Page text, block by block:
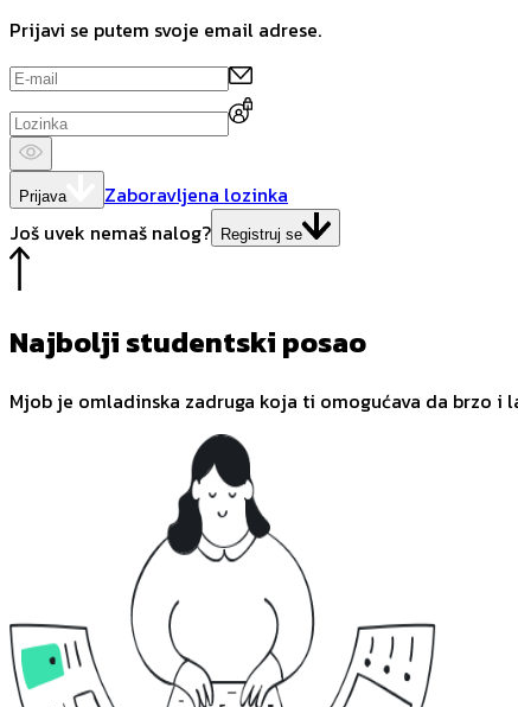
Prijavi se putem svoje email adrese.
Prijava
Zaboravljena lozinka
Još uvek nemaš nalog? Registruj se
Najbolji studentski posao
Mjob je omladinska zadruga koja ti omogućava da brzo i